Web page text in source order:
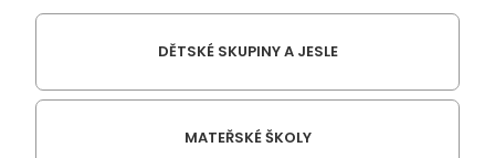
DĚTSKÉ SKUPINY A JESLE
MATEŘSKÉ ŠKOLY